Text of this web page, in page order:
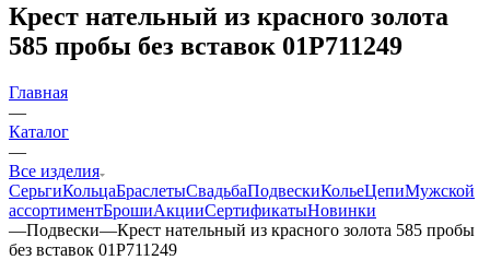
Крест нательный из красного золота
585 пробы без вставок 01Р711249
Главная
—
Каталог
—
Все изделия
СерьгиКольцаБраслетыСвадьбаПодвескиКольеЦепиМужской
ассортиментБрошиАкцииСертификатыНовинки
—Подвески—Крест нательный из красного золота 585 пробы
без вставок 01Р711249